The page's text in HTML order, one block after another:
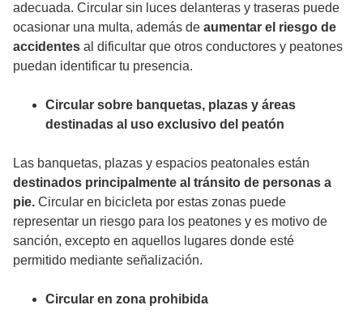
adecuada. Circular sin luces delanteras y traseras puede
ocasionar una multa, además de aumentar el riesgo de
accidentes al dificultar que otros conductores y peatones
puedan identificar tu presencia.
Circular sobre banquetas, plazas y áreas
destinadas al uso exclusivo del peatón
Las banquetas, plazas y espacios peatonales están
destinados principalmente al tránsito de personas a
pie. Circular en bicicleta por estas zonas puede
representar un riesgo para los peatones y es motivo de
sanción, excepto en aquellos lugares donde esté
permitido mediante señalización.
Circular en zona prohibida